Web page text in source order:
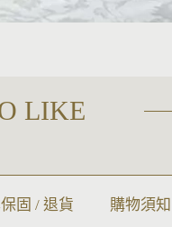
LIKE
固 / 退貨 購物須知